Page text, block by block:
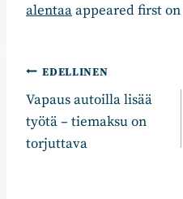
alentaaappeared first on
Artikkelien
selaus
EDELLINEN
Vapaus autoilla lisää
työtä – tiemaksu on
torjuttava